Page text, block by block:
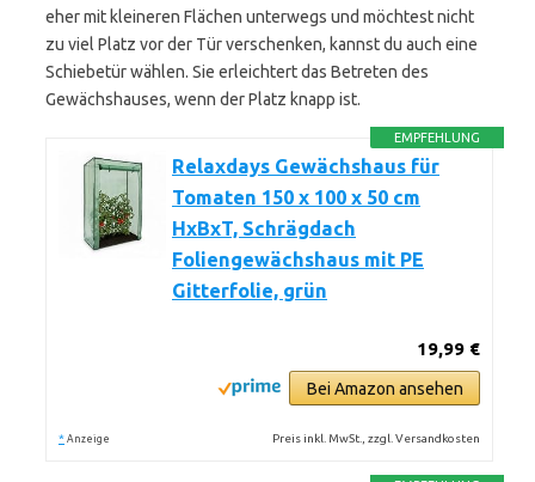
eher mit kleineren Flächen unterwegs und möchtest nicht
zu viel Platz vor der Tür verschenken, kannst du auch eine
Schiebetür wählen. Sie erleichtert das Betreten des
Gewächshauses, wenn der Platz knapp ist.
EMPFEHLUNG
Relaxdays Gewächshaus für
Tomaten 150 x 100 x 50 cm
HxBxT, Schrägdach
Foliengewächshaus mit PE
Gitterfolie, grün
19,99 €
Bei Amazon ansehen
* Anzeige Preis inkl. MwSt., zzgl. Versandkosten